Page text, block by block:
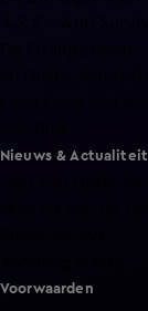
Nieuws & Actualiteit
Voorwaarden